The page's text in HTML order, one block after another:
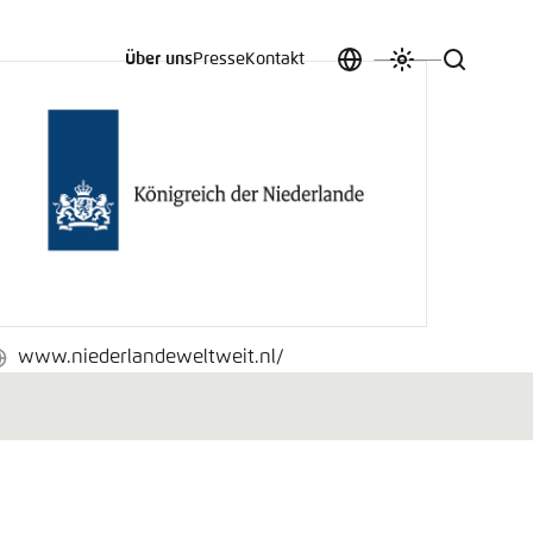
SpracheFarbschema
Suche
Über unsPresseKontakt
www.niederlandeweltweit.nl/
vergessen?